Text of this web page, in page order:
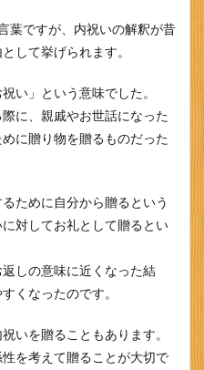
葉ですが、内祝いの解釈が昔
して挙げられます。
い」という意味でした。
に、親戚やお世話になった
に贈り物を贈るものだった
ために自分から贈るという
対してお礼として贈るとい
しの意味に近くなった結
くなったのです。
いを贈ることもあります。
を考えて贈ることが大切で